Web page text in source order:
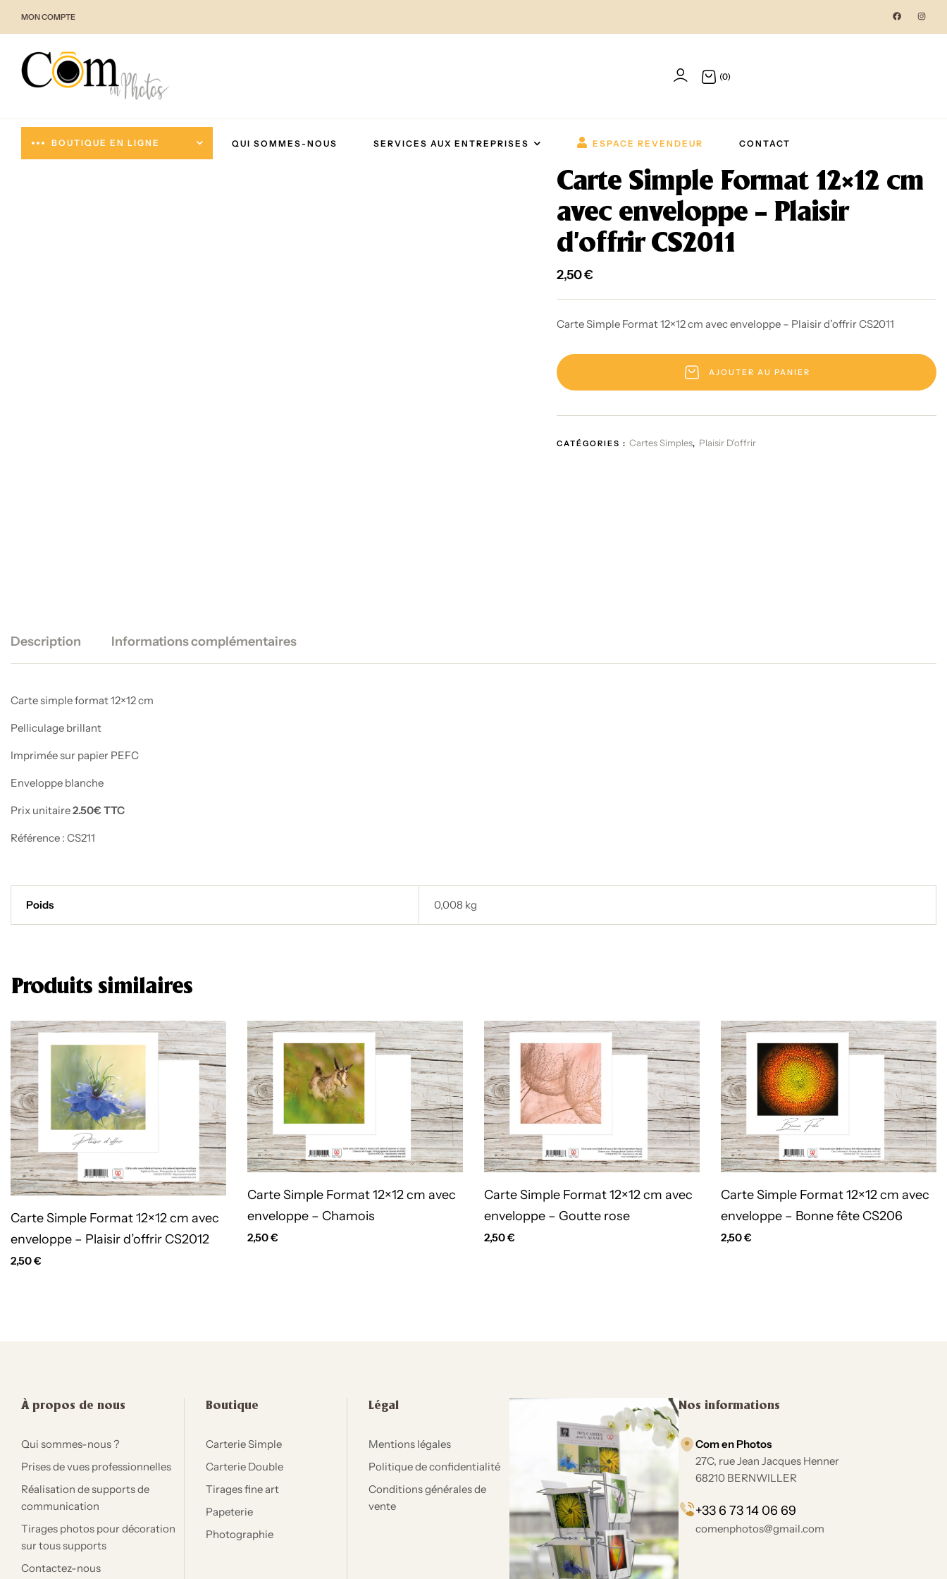
MON COMPTE
(0)
BOUTIQUE EN LIGNE QUI SOMMES-NOUS SERVICES AUX ENTREPRISES ESPACE REVENDEUR CONTACT
Carte Simple Format 12×12 cm
avec enveloppe – Plaisir
d’offrir CS2011
2,50€
Carte Simple Format 12×12 cm avec enveloppe – Plaisir d’offrir CS2011
AJOUTER AU PANIER
CATÉGORIES :Cartes Simples, Plaisir D'offrir
Description Informations complémentaires
Carte simple format 12×12 cm
Pelliculage brillant
Imprimée sur papier PEFC
Enveloppe blanche
Prix unitaire2.50€ TTC
Référence : CS211
Poids 0,008 kg
Produits similaires
Carte Simple Format 12×12 cm avec
enveloppe – Plaisir d’offrir CS2012
2,50€
Carte Simple Format 12×12 cm avec
enveloppe – Chamois
2,50€
Carte Simple Format 12×12 cm avec
enveloppe – Goutte rose
2,50€
Carte Simple Format 12×12 cm avec
enveloppe – Bonne fête CS206
2,50€
À propos de nous
Qui sommes-nous ?
Prises de vues professionnelles
Réalisation de supports de
communication
Tirages photos pour décoration
sur tous supports
Contactez-nous
Boutique
Carterie Simple
Carterie Double
Tirages fine art
Papeterie
Photographie
Légal
Mentions légales
Politique de confidentialité
Conditions générales de
vente
Nos informations
Com en Photos
27C, rue Jean Jacques Henner
68210 BERNWILLER
+33 6 73 14 06 69
comenphotos@gmail.com